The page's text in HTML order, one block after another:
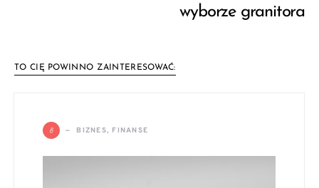
wyborze granitora
TO CIĘ POWINNO ZAINTERESOWAĆ:
B BIZNES, FINANSE